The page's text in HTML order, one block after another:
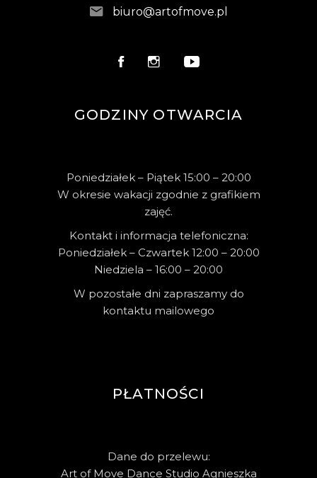
biuro@artofmove.pl
GODZINY OTWARCIA
Poniedziałek – Piątek 15:00 – 20:00
W okresie wakacji zgodnie z grafikiem
zajęć.
Kontakt i informacja telefoniczna:
Poniedziałek – Czwartek 12:00 – 20:00
Niedziela – 16:00 – 20:00
W pozostałe dni zapraszamy do
kontaktu mailowego
PŁATNOŚCI
Dane do przelewu:
Art of Move Dance Studio Agnieszka